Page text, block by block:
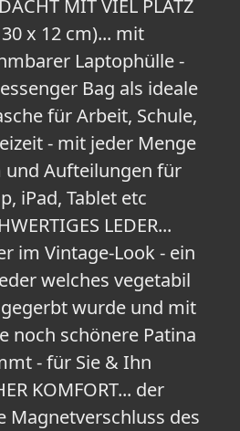
MIT VIEL PLATZ
x 12 cm)... mit
Laptophülle -
Bag als ideale
für Arbeit, Schule,
- mit jeder Menge
und Aufteilungen für
iPad, Tablet etc
LEDER...
im Vintage-Look - ein
welches vegetabil
wurde und mit
noch schönere Patina
- für Sie & Ihn
KOMFORT... der
Magnetverschluss des